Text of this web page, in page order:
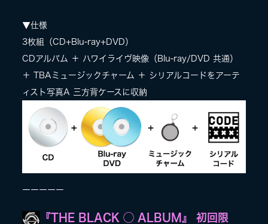
▼仕様
3枚組（CD+Blu-ray+DVD）
CDアルバム ＋ ハワイライヴ映像（Blu-ray/DVD 共通）
＋ TBAミュージックチャーム ＋ シリアルコードをアーテ
ィスト写真A 三方背ケースに収納
ーーーーー
『THE BLACK ◯ ALBUM』 初回限